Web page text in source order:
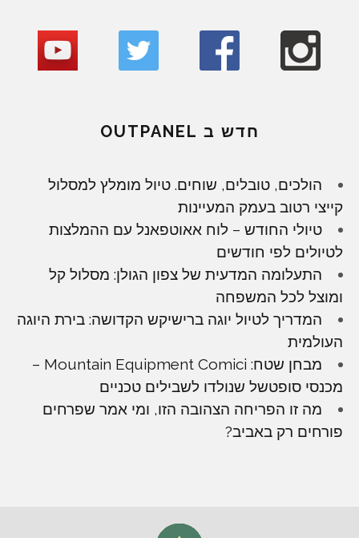
חדש ב OUTPANEL
הולכים, טובלים, שוחים. טיול מומלץ למסלול
קייצי רטוב בעמק המעיינות
טיולי החודש – לוח אאוטפאנל עם ההמלצות
לטיולים לפי חודשים
התעלומה המדעית של צפון הגולן: מסלול קל
ומוצל לכל המשפחה
המדריך לטיול יוגה ברישיקש הקדושה: בירת היוגה
העולמית
מבחן שטח: Mountain Equipment Comici –
מכנסי סופטשל שנולדו לשבילים טכניים
מה זו הפריחה הצהובה הזו, ומי אמר שפרחים
פורחים רק באביב?